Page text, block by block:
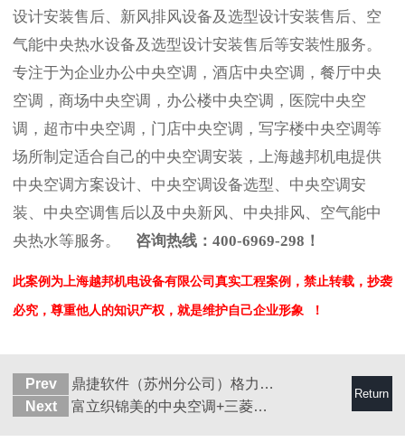
设计安装售后、新风排风设备及选型设计安装售后、空
气能中央热水设备及选型设计安装售后等安装性服务。
专注于为企业办公中央空调，酒店中央空调，餐厅中央
空调，商场中央空调，办公楼中央空调，医院中央空
调，超市中央空调，门店中央空调，写字楼中央空调等
场所制定适合自己的中央空调安装，上海越邦机电提供
中央空调方案设计、中央空调设备选型、中央空调安
装、中央空调售后以及中央新风、中央排风、空气能中
央热水等服务。
咨询热线：400-6969-298！
此案例为上海越邦机电设备有限公司真实工程案例，禁止转载， 抄袭
必究， 尊重他人的知识产权，就是维护自己企业形象 ！
Return
Prev
鼎捷软件（苏州分公司）格力中央空调安装
Next
富立织锦美的中央空调+三菱新风安装工程